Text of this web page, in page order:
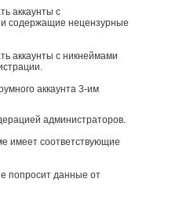
аккаунты с
содержащие нецензурные
аккаунты с никнеймами
аккаунта 3-им
администраторов.
имеет соответствующие
попросит данные от